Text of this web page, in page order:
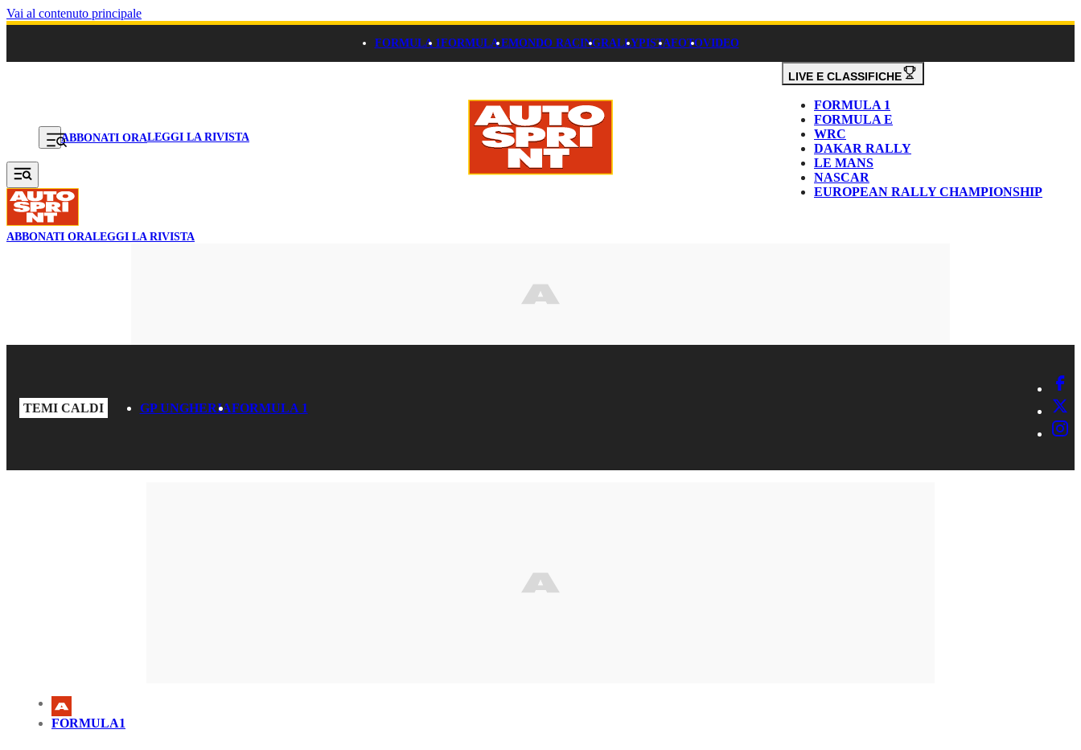
Vai al contenuto principale
FORMULA 1FORMULA EMONDO RACINGRALLYPISTAFOTOVIDEO
ABBONATI ORALEGGI LA RIVISTA
LIVE E CLASSIFICHE
FORMULA 1
FORMULA E
WRC
DAKAR RALLY
LE MANS
NASCAR
EUROPEAN RALLY CHAMPIONSHIP
ABBONATI ORALEGGI LA RIVISTA
TEMI CALDI GP UNGHERIAFORMULA 1
FORMULA1